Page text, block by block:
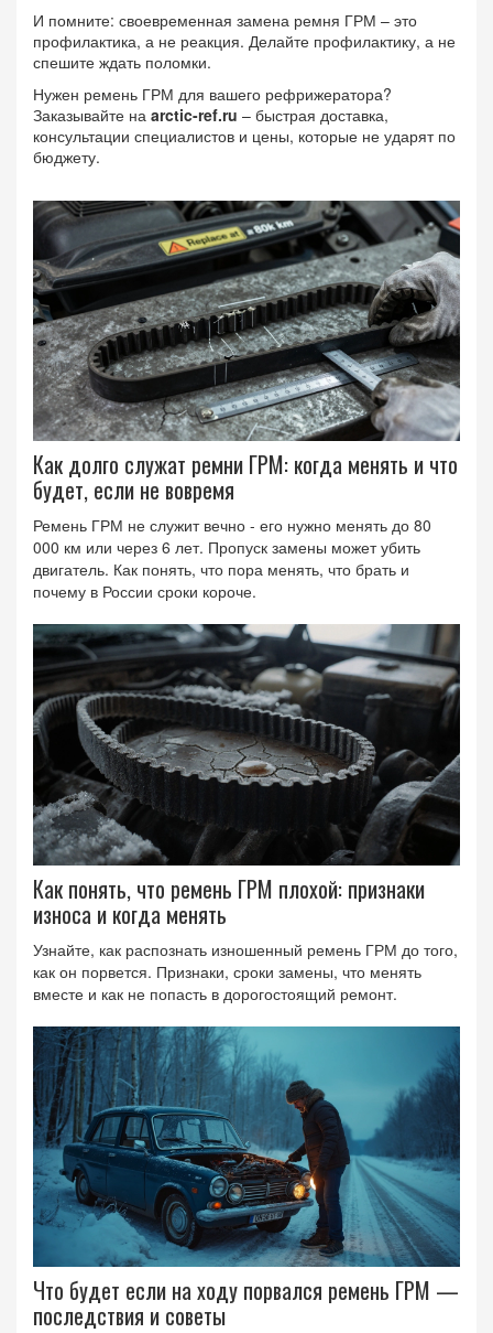
И помните: своевременная замена ремня ГРМ – это
профилактика, а не реакция. Делайте профилактику, а не
спешите ждать поломки.
Нужен ремень ГРМ для вашего рефрижератора?
Заказывайте на arctic-ref.ru – быстрая доставка,
консультации специалистов и цены, которые не ударят по
бюджету.
Как долго служат ремни ГРМ: когда менять и что
будет, если не вовремя
Ремень ГРМ не служит вечно - его нужно менять до 80
000 км или через 6 лет. Пропуск замены может убить
двигатель. Как понять, что пора менять, что брать и
почему в России сроки короче.
Как понять, что ремень ГРМ плохой: признаки
износа и когда менять
Узнайте, как распознать изношенный ремень ГРМ до того,
как он порвется. Признаки, сроки замены, что менять
вместе и как не попасть в дорогостоящий ремонт.
Что будет если на ходу порвался ремень ГРМ —
последствия и советы